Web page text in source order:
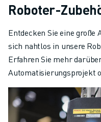
Roboter-
Entdecken Sie eine große
sich nahtlos in unsere
Erfahren Sie mehr
Automatisierungsprojekt